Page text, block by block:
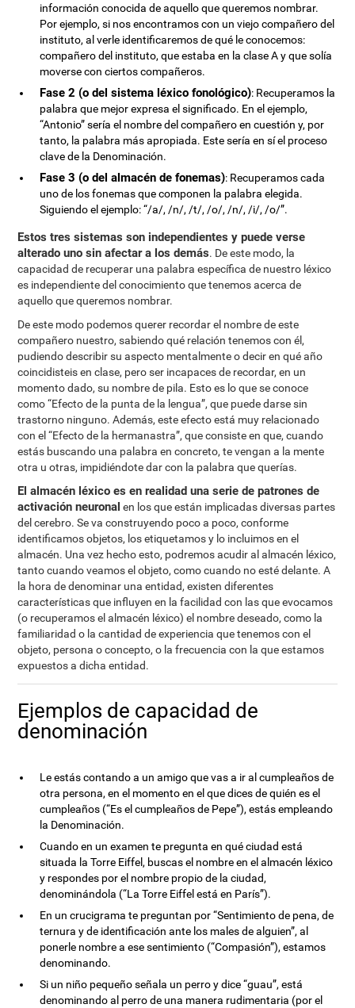
información conocida de aquello que queremos nombrar.
Por ejemplo, si nos encontramos con un viejo compañero del
instituto, al verle identificaremos de qué le conocemos:
compañero del instituto, que estaba en la clase A y que solía
moverse con ciertos compañeros.
Fase 2 (o del sistema léxico fonológico): Recuperamos la
palabra que mejor expresa el significado. En el ejemplo,
“Antonio” sería el nombre del compañero en cuestión y, por
tanto, la palabra más apropiada. Este sería en sí el proceso
clave de la Denominación.
Fase 3 (o del almacén de fonemas): Recuperamos cada
uno de los fonemas que componen la palabra elegida.
Siguiendo el ejemplo: “/a/, /n/, /t/, /o/, /n/, /i/, /o/”.
Estos tres sistemas son independientes y puede verse
alterado uno sin afectar a los demás. De este modo, la
capacidad de recuperar una palabra específica de nuestro léxico
es independiente del conocimiento que tenemos acerca de
aquello que queremos nombrar.
De este modo podemos querer recordar el nombre de este
compañero nuestro, sabiendo qué relación tenemos con él,
pudiendo describir su aspecto mentalmente o decir en qué año
coincidisteis en clase, pero ser incapaces de recordar, en un
momento dado, su nombre de pila. Esto es lo que se conoce
como “Efecto de la punta de la lengua”, que puede darse sin
trastorno ninguno. Además, este efecto está muy relacionado
con el “Efecto de la hermanastra”, que consiste en que, cuando
estás buscando una palabra en concreto, te vengan a la mente
otra u otras, impidiéndote dar con la palabra que querías.
El almacén léxico es en realidad una serie de patrones de
activación neuronal en los que están implicadas diversas partes
del cerebro. Se va construyendo poco a poco, conforme
identificamos objetos, los etiquetamos y lo incluimos en el
almacén. Una vez hecho esto, podremos acudir al almacén léxico,
tanto cuando veamos el objeto, como cuando no esté delante. A
la hora de denominar una entidad, existen diferentes
características que influyen en la facilidad con las que evocamos
(o recuperamos el almacén léxico) el nombre deseado, como la
familiaridad o la cantidad de experiencia que tenemos con el
objeto, persona o concepto, o la frecuencia con la que estamos
expuestos a dicha entidad.
Ejemplos de capacidad de
denominación
Le estás contando a un amigo que vas a ir al cumpleaños de
otra persona, en el momento en el que dices de quién es el
cumpleaños (“Es el cumpleaños de Pepe”), estás empleando
la Denominación.
Cuando en un examen te pregunta en qué ciudad está
situada la Torre Eiffel, buscas el nombre en el almacén léxico
y respondes por el nombre propio de la ciudad,
denominándola (“La Torre Eiffel está en París”).
En un crucigrama te preguntan por “Sentimiento de pena, de
ternura y de identificación ante los males de alguien”, al
ponerle nombre a ese sentimiento (“Compasión”), estamos
denominando.
Si un niño pequeño señala un perro y dice “guau”, está
denominando al perro de una manera rudimentaria (por el